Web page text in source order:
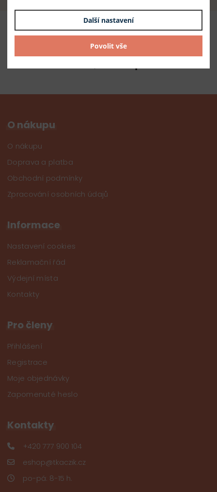
O nákupu
O nákupu
Doprava a platba
Obchodní podmínky
Zpracování osobních údajů
Informace
Nastavení cookies
Reklamační řád
Výdejní místa
Kontakty
Pro členy
Přihlášení
Registrace
Moje objednávky
Zapomenuté heslo
Kontakty
+420 777 900 104
eshop@tkaczik.cz
po-pá: 8-15 h.
Další nastavení
Povolit vše